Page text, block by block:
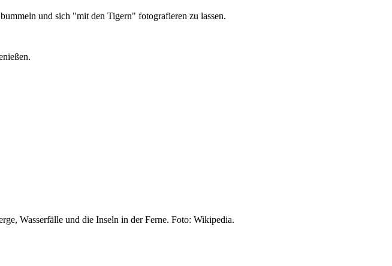
und sich "mit den Tigern" fotografieren zu lassen.
Wasserfälle und die Inseln in der Ferne. Foto: Wikipedia.